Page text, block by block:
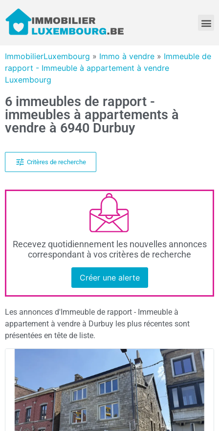
ImmobilierLuxembourg » Immo à vendre » Immeuble de
rapport - Immeuble à appartement à vendre
Luxembourg
6 immeubles de rapport -
immeubles à appartements à
vendre à 6940 Durbuy
Critères de recherche
Recevez quotidiennement les nouvelles annonces
correspondant à vos critères de recherche
Créer une alerte
Les annonces d'Immeuble de rapport - Immeuble à
appartement à vendre à Durbuy les plus récentes sont
présentées en tête de liste.